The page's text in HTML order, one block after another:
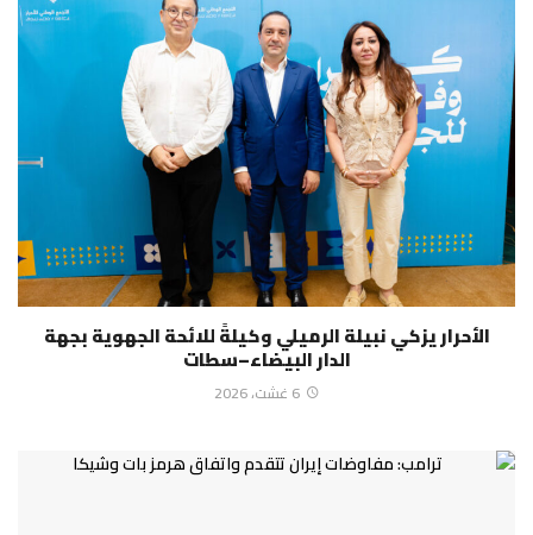
الأحرار يزكي نبيلة الرميلي وكيلةً للائحة الجهوية بجهة
الدار البيضاء–سطات
6 غشت، 2026